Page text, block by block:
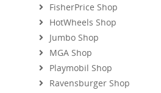
FisherPrice Shop
HotWheels Shop
Jumbo Shop
MGA Shop
Playmobil Shop
Ravensburger Shop